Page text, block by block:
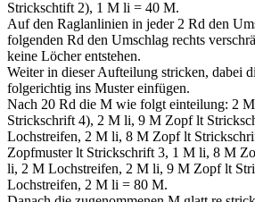
Strickschtift 2), 1 M li = 40 M.
Auf den Raglanlinien in jeder 2 Rd den
folgenden Rd den Umschlag rechts
keine Löcher entstehen.
Weiter in dieser Aufteilung stricken, dabei
folgerichtig ins Muster einfügen.
Nach 20 Rd die M wie folgt einteilung: 2
Strickschrift 4), 2 M li, 9 M Zopf lt
Lochstreifen, 2 M li, 8 M Zopf lt
Zopfmuster lt Strickschrift 3, 1 M li, 8 M
li, 2 M Lochstreifen, 2 M li, 9 M Zopf lt
Lochstreifen, 2 M li = 80 M.